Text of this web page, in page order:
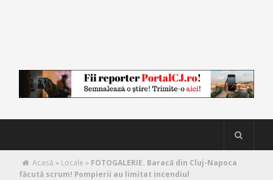
Acasă » Locale » FOTOGALERIE. Baracă din Cluj-Napoca
făcută scrum! Pompierii au limitat incendiul